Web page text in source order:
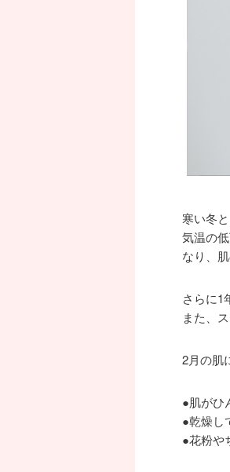
寒い冬
気温の
なり、
さらに1
また、
2月の肌
●肌がひ
●乾燥し
●花粉や